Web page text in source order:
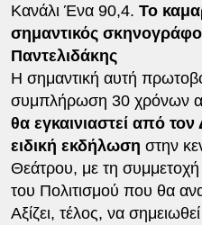
Κανάλι Ένα 90,4. Το
σημαντικός
Παντελιδάκης
Η σημαντική αυτή
συμπλήρωση 30 χρόνων
θα εγκαινιαστεί από
ειδική εκδήλωση στην
Θεάτρου, με τη
του Πολιτισμού που θα
Αξίζει, τέλος, να